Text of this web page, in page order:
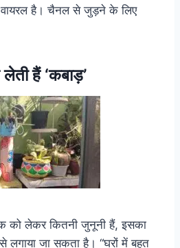
वायरल है। चैनल से जुड़ने के लिए
लेती हैं ‘कबाड़’
को लेकर कितनी जुनूनी हैं, इसका
लगाया जा सकता है। “घरों में बहुत